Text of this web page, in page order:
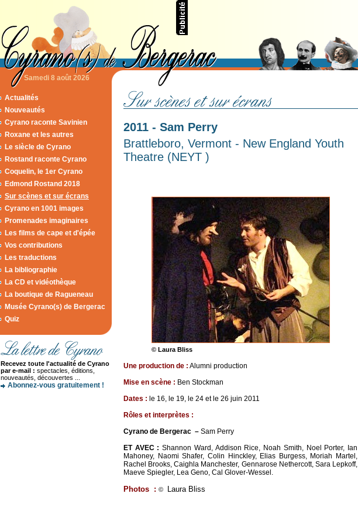
Samedi 8 août 2026
Actualités
Nouveautés
Cyrano raconte Savinien
Roxane et les autres
Le siècle de Cyrano
Rostand raconte Cyrano
Coquelin, le 1er Cyrano
Edmond Rostand 2018
Sur scènes et sur écrans
Cyrano en 1001 images
Promenades imaginaires
Les films de cape et d'épée
Vos contributions
Les traductions
La bibliographie
La CD et vidéothèque
La boutique de Ragueneau
Musée Cyrano(s) de Bergerac
Quiz
Recevez toute l'actualité de Cyrano
par e-mail : spectacles, éditions,
nouveautés, découvertes ...
Abonnez-vous gratuitement !
2011 - Sam Perry
Brattleboro, Vermont - New England Youth
Theatre (NEYT )
© Laura Bliss
Une production de : Alumni production
Mise en scène : Ben Stockman
Dates : le 16, le 19, le 24 etle 26 juin 2011
Rô les et interprètes :
Cyrano de Bergerac – Sam Perry
ET AVEC :Shannon Ward, Addison Rice, Noah Smith, Noel Porter, Ian
Mahoney, Naomi Shafer, Colin Hinckley, Elias Burgess, Moriah Martel,
Rachel Brooks, Caighla Manchester, Gennarose Nethercott, Sara Lepkoff,
Maeve Spiegler, Lea Geno, Cal Glover-Wessel.
Photos : © Laura Bliss